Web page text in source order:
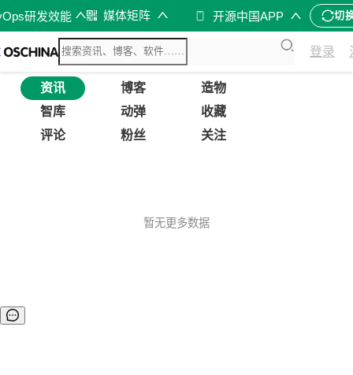
研发效能 媒体矩阵 开源中国APP 切
登录
资讯 博客
造物
智库
动弹
收藏
评论
粉丝 关注
暂无更多数据